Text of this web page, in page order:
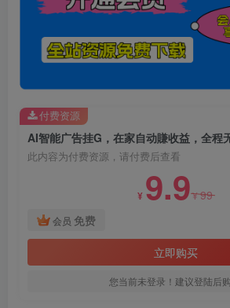
此内容为付费资源，请付费后查看
¥ 9.9¥99
会员 免费
立即购买
您当前未登录！建议登陆后
付费资源